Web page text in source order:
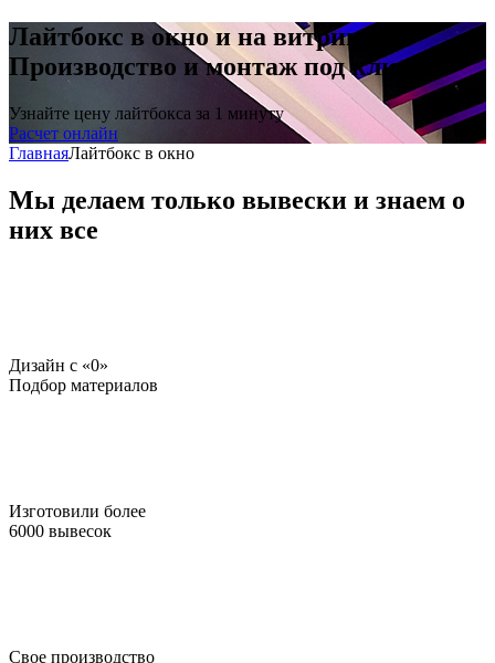
Лайтбокс в окно и на витрину
Производство и монтаж под ключ
Узнайте цену лайтбокса за 1 минуту
Расчет онлайн
ГлавнаяЛайтбокс в окно
Мы делаем только вывески и знаем о
них все
Дизайн c «0»
Подбор материалов
Изготовили более
6000 вывесок
Свое производство